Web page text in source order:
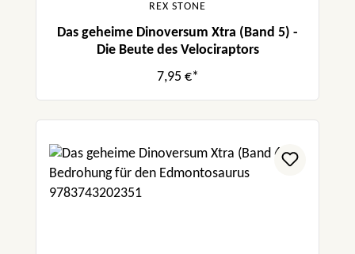
REX STONE
Das geheime Dinoversum Xtra (Band 5) -
Die Beute des Velociraptors
7,95 €*